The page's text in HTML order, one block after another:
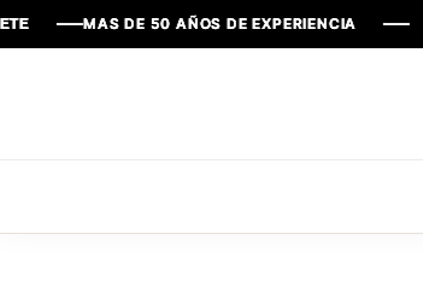
DE 50 AÑOS DE EXPERIENCIA
DE 50 AÑOS DE EXPERIENCIA
DE 50 AÑOS DE EXPERIENCIA
DE 50 AÑOS DE EXPERIENCIA